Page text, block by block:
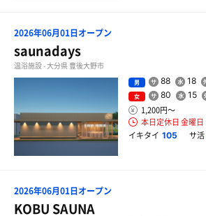
2026年06月01日オープン
saunadays
温浴施設 - 大分県 豊後大野市
男 88 18
女 80 15
1,200円〜
本日定休日 金曜日
イキタイ 105 サ活
2026年06月01日オープン
KOBU SAUNA